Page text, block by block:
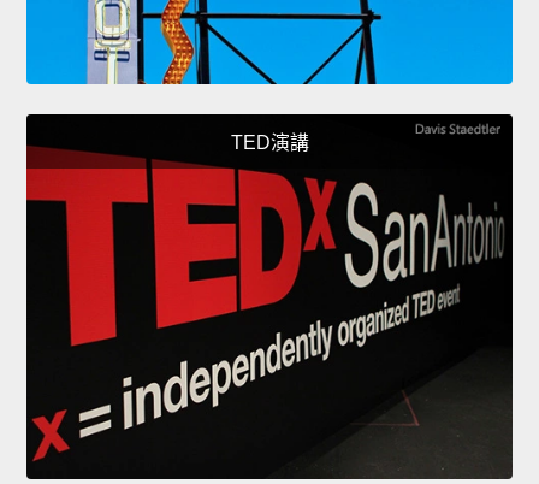
TED演講